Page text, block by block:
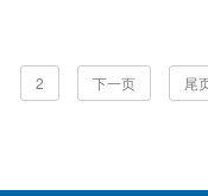
2 下一页 尾